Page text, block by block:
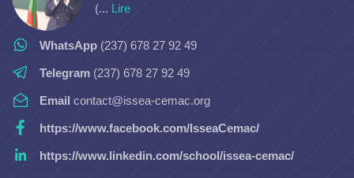
(... Lire
WhatsApp (237) 678 27 92 49
Telegram (237) 678 27 92 49
Email contact@issea-cemac.org
https://www.facebook.com/IsseaCemac/
https://www.linkedin.com/school/issea-cemac/